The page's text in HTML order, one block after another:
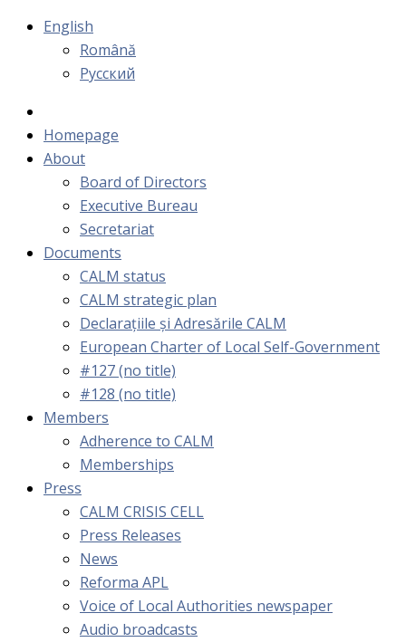
English
Română
Русский
Homepage
About
Board of Directors
Executive Bureau
Secretariat
Documents
CALM status
CALM strategic plan
Declarațiile și Adresările CALM
European Charter of Local Self-Government
#127 (no title)
#128 (no title)
Members
Adherence to CALM
Memberships
Press
CALM CRISIS CELL
Press Releases
News
Reforma APL
Voice of Local Authorities newspaper
Audio broadcasts